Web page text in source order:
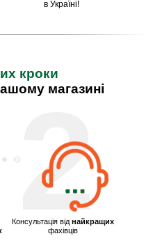
в Україні!
2
Консультація від найкращих
фахівців
кроки
магазині